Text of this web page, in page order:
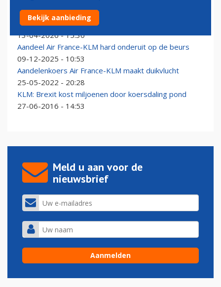
Koersen luchtvaartaandelen maandag weer hard
omlaag
13-04-2026 - 15:30
Aandeel Air France-KLM hard onderuit op de beurs
09-12-2025 - 10:53
Aandelenkoers Air France-KLM maakt duikvlucht
25-05-2022 - 20:28
KLM: Brexit kost miljoenen door koersdaling pond
27-06-2016 - 14:53
Meld u aan voor de
nieuwsbrief
Bekijk aanbieding